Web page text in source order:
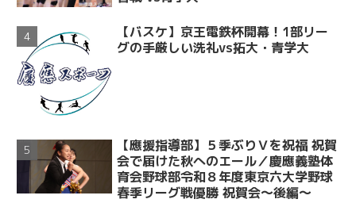
【バスケ】京王電鉄杯開幕！1部リー
グの手厳しい洗礼vs拓大・青学大
【應援指導部】５季ぶりＶを祝福 祝賀
会で届けた秋へのエール／慶應義塾体
育会野球部令和８年度東京六大学野球
春季リーグ戦優勝 祝賀会～後編～